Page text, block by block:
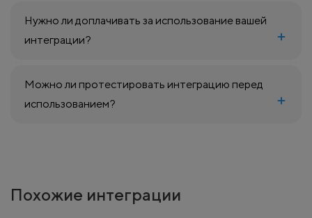
Нужно ли доплачивать за использование вашей
интеграции?
Можно ли протестировать интеграцию перед
использованием?
Похожие интеграции